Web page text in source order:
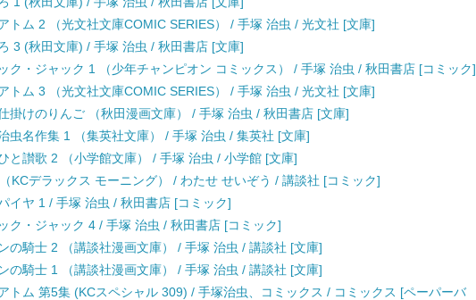
トム 2 （光文社文庫COMIC SERIES） / 手塚 治虫 / 光文社 [文庫]
3 (秋田文庫) / 手塚 治虫 / 秋田書店 [文庫]
ク・ジャック 1 （少年チャンピオン コミックス） / 手塚 治虫 / 秋田書店 [コミック]
トム 3 （光文社文庫COMIC SERIES） / 手塚 治虫 / 光文社 [文庫]
掛けのりんご （秋田漫画文庫） / 手塚 治虫 / 秋田書店 [文庫]
虫名作集 1 （集英社文庫） / 手塚 治虫 / 集英社 [文庫]
と讃歌 2 （小学館文庫） / 手塚 治虫 / 小学館 [文庫]
KCデラックス モーニング） / わたせ せいぞう / 講談社 [コミック]
イヤ 1 / 手塚 治虫 / 秋田書店 [コミック]
ク・ジャック 4 / 手塚 治虫 / 秋田書店 [コミック]
の騎士 2 （講談社漫画文庫） / 手塚 治虫 / 講談社 [文庫]
の騎士 1 （講談社漫画文庫） / 手塚 治虫 / 講談社 [文庫]
トム 第5集 (KCスペシャル 309) / 手塚治虫、コミックス / コミックス [ペーパーバ